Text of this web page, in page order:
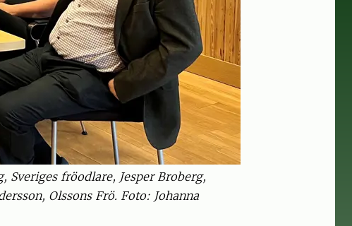
Sveriges fröodlare, Jesper Broberg,
Olssons Frö. Foto: Johanna